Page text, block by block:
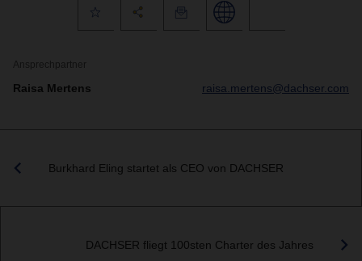
Ansprechpartner
Raisa Mertens raisa.mertens@dachser.com
Burkhard Eling startet als CEO von DACHSER
DACHSER fliegt 100sten Charter des Jahres